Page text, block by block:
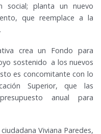
social; planta un nuevo
que reemplace a la
crea un Fondo para
sostenido a los nuevos
es concomitante con lo
Superior, que las
anual para
Viviana Paredes,